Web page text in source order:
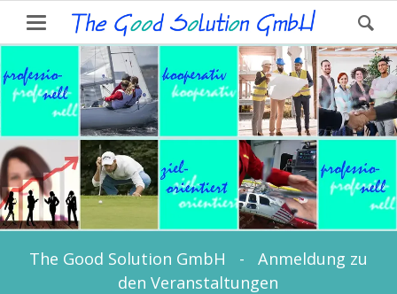
The Good Solution GmbH - Anmeldung zu
den Veranstaltungen